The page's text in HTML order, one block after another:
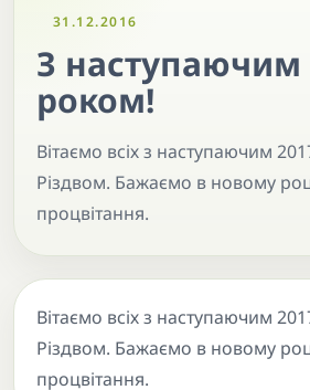
31.12.2016
З
роком!
Вітаємо всіх з наступаючим
Різдвом. Бажаємо в новому році
процвітання.
Вітаємо всіх з наступаючим
Різдвом. Бажаємо в новому році
процвітання.